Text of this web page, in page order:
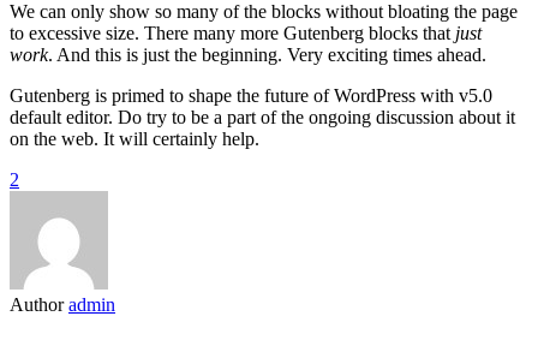
We can only show so many of the blocks without bloating the page
to excessive size. There many more Gutenberg blocks that just
work. And this is just the beginning. Very exciting times ahead.
Gutenberg is primed to shape the future of WordPress with v5.0
default editor. Do try to be a part of the ongoing discussion about it
on the web. It will certainly help.
2
Author admin